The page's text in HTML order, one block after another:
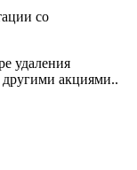
со
удаления
другими акциями..